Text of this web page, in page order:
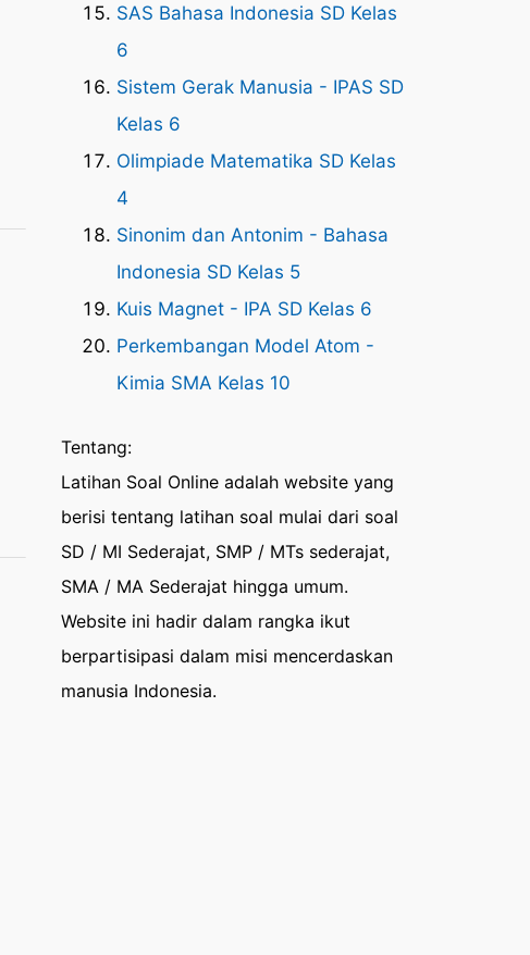
SAS Bahasa Indonesia SD Kelas
6
Sistem Gerak Manusia - IPAS SD
Kelas 6
Olimpiade Matematika SD Kelas
4
Sinonim dan Antonim - Bahasa
Indonesia SD Kelas 5
Kuis Magnet - IPA SD Kelas 6
Perkembangan Model Atom -
Kimia SMA Kelas 10
Tentang:
Latihan Soal Online adalah website yang
berisi tentang latihan soal mulai dari soal
SD / MI Sederajat, SMP / MTs sederajat,
SMA / MA Sederajat hingga umum.
Website ini hadir dalam rangka ikut
berpartisipasi dalam misi mencerdaskan
manusia Indonesia.